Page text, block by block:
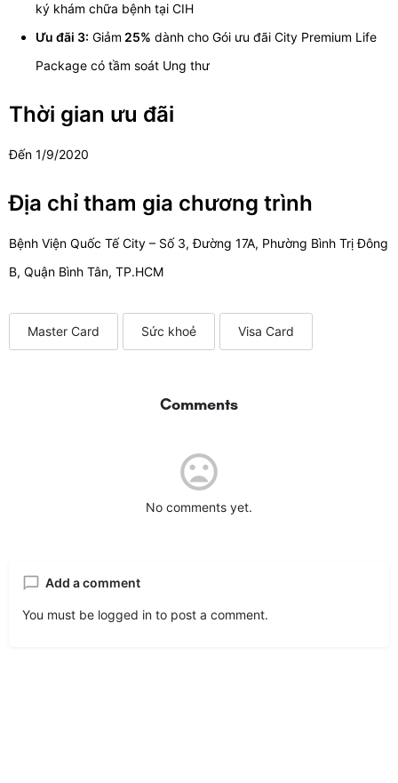
ký khám chữa bệnh tại CIH
Ưu đãi 3: Giảm 25% dành cho Gói ưu đãi City Premium Life
Package có tầm soát Ung thư
Thời gian ưu đãi
Đến 1/9/2020
Địa chỉ tham gia chương trình
Bệnh Viện Quốc Tế City – Số 3, Đường 17A, Phường Bình Trị Đông
B, Quận Bình Tân, TP.HCM
Master Card Sức khoẻ Visa Card
Comments
No comments yet.
Add a comment
You must be logged in to post a comment.